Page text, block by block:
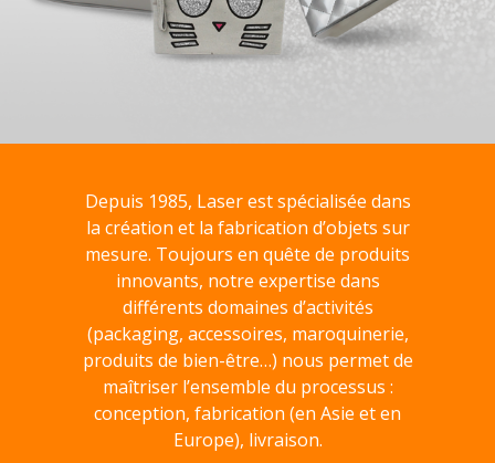
Depuis 1985, Laser est spécialisée dans
la création et la fabrication d’objets sur
mesure. Toujours en quête de produits
innovants, notre expertise dans
différents domaines d’activités
(packaging, accessoires, maroquinerie,
produits de bien-être…) nous permet de
maîtriser l’ensemble du processus :
conception, fabrication (en Asie et en
Europe), livraison.